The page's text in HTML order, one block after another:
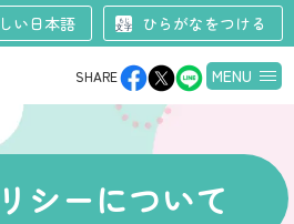
い日本語 ひらがなをつける
SHARE MENU
シーについて